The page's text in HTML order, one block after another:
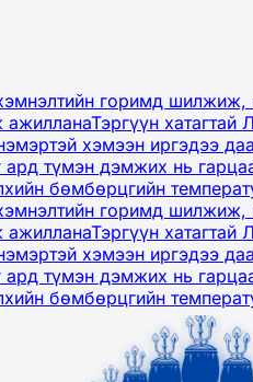
горимд шилжиж,
ажилланаТэргүүн хатагтай
хэмээн иргэдээ
түмэн дэмжих нь
бөмбөрцгийн
горимд шилжиж,
ажилланаТэргүүн хатагтай
хэмээн иргэдээ
түмэн дэмжих нь
бөмбөрцгийн